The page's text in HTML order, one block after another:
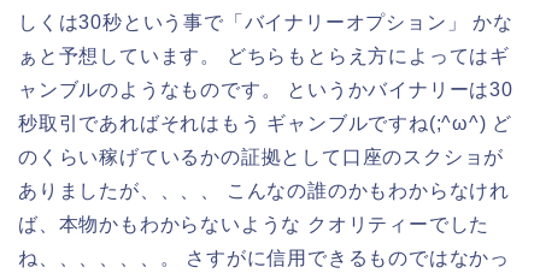
しくは30秒という事で「バイナリーオプション」 かな
ぁと予想しています。 どちらもとらえ方によってはギ
ャンブルのようなものです。 というかバイナリーは30
秒取引であればそれはもう ギャンブルですね(;^ω^) ど
のくらい稼げているかの証拠として口座のスクショが
ありましたが、、、、 こんなの誰のかもわからなけれ
ば、本物かもわからないような クオリティーでした
ね、、、、、、。 さすがに信用できるものではなかっ